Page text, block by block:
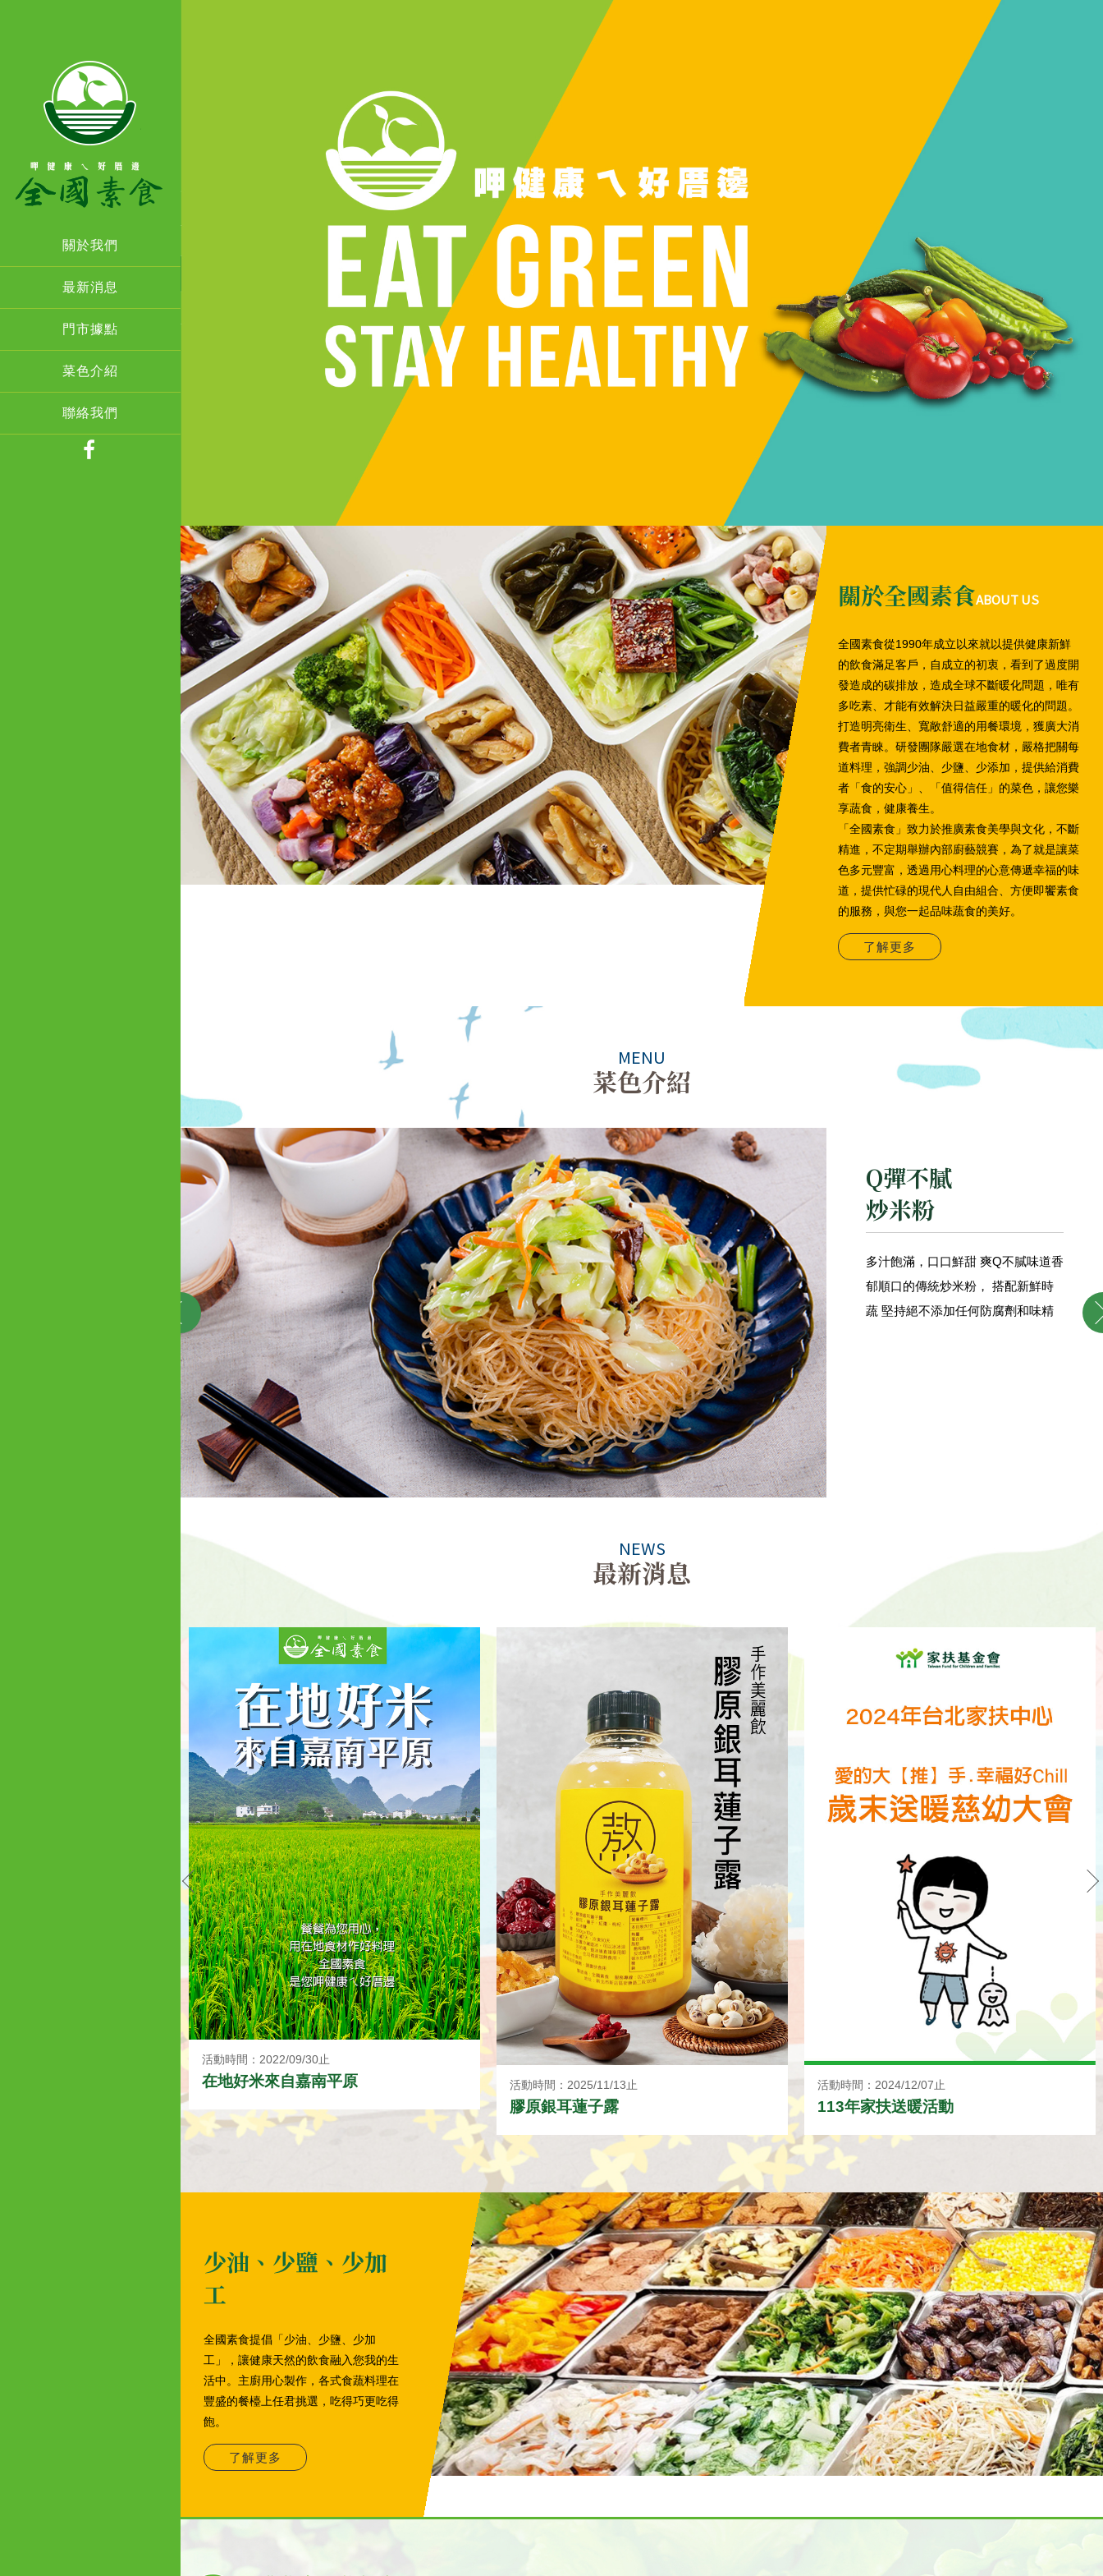
關於我們
最新消息
門市據點
菜色介紹
聯絡我們
關於全國素食ABOUT US
全國素食從1990年成立以來就以提供健康新鮮
的飲食滿足客戶，自成立的初衷，看到了過度開
發造成的碳排放，造成全球不斷暖化問題，唯有
多吃素、才能有效解決日益嚴重的暖化的問題。
打造明亮衛生、寬敞舒適的用餐環境，獲廣大消
費者青睞。研發團隊嚴選在地食材，嚴格把關每
道料理，強調少油、少鹽、少添加，提供給消費
者「食的安心」、「值得信任」的菜色，讓您樂
享蔬食，健康養生。
「全國素食」致力於推廣素食美學與文化，不斷
精進，不定期舉辦內部廚藝競賽，為了就是讓菜
色多元豐富，透過用心料理的心意傳遞幸福的味
道，提供忙碌的現代人自由組合、方便即饗素食
的服務，與您一起品味蔬食的美好。
了解更多
MENU
菜色介紹
Q彈不膩
炒米粉
多汁飽滿，口口鮮甜 爽Q不膩味道香
郁順口的傳統炒米粉， 搭配新鮮時
蔬 堅持絕不添加任何防腐劑和味精
NEWS
最新消息
活動時間：2022/09/30止
在地好米來自嘉南平原 活動時間：2025/11/13止
膠原銀耳蓮子露
活動時間：2024/12/07止
113年家扶送暖活動
少油、少鹽、少加
工
全國素食提倡「少油、少鹽、少加
工」，讓健康天然的飲食融入您我的生
活中。主廚用心製作，各式食蔬料理在
豐盛的餐檯上任君挑選，吃得巧更吃得
飽。
了解更多